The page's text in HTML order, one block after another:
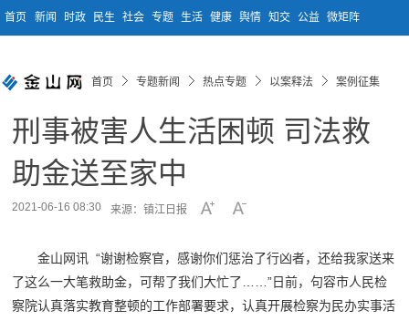
首页 新闻 时政 民生 社会 专题 生活 健康 舆情 知交 公益 微矩阵
首页 专题新闻 热点专题 以案释法 案例征集
刑事被害人生活困顿 司法救
助金送至家中
2021-06-16 08:30 来源：镇江日报
金山网讯 “谢谢检察官，感谢你们惩治了行凶者，还给我家送来
了这么一大笔救助金，可帮了我们大忙了……”日前，句容市人民检
察院认真落实教育整顿的工作部署要求，认真开展检察为民办实事活